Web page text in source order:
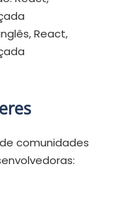
React,
comunidades